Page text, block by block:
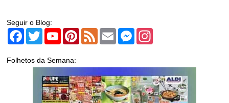
Seguir o Blog:
Facebook
TwitterYouTubePinterest
Feed Email Messenger
Folhetos da Semana: